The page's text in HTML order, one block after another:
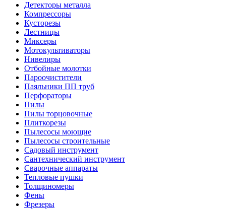
Детекторы металла
Компрессоры
Кусторезы
Лестницы
Миксеры
Мотокультиваторы
Нивелиры
Отбойные молотки
Пароочистители
Паяльники ПП труб
Перфораторы
Пилы
Пилы торцовочные
Плиткорезы
Пылесосы моющие
Пылесосы строительные
Садовый инструмент
Сантехнический инструмент
Сварочные аппараты
Тепловые пушки
Толщиномеры
Фены
Фрезеры